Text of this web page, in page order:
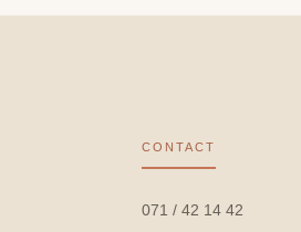
CONTACT
071 / 42 14 42